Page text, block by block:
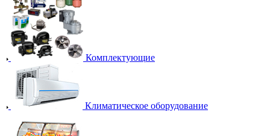
Комплектующие
Климатическое оборудование